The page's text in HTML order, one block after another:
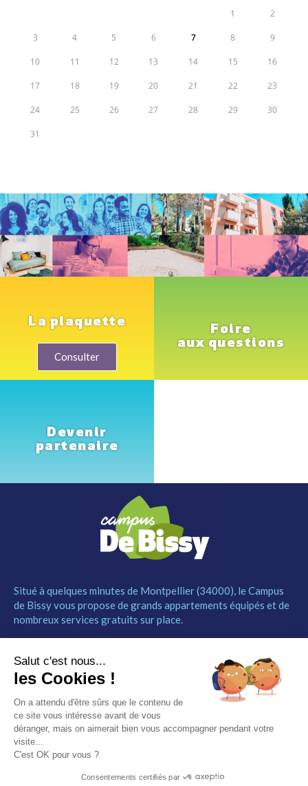
1 2
3 4 5 6 7 8 9
10 11 12 13 14 15 16
17 18 19 20 21 22 23
24 25 26 27 28 29 30
31
La plaquette
Consulter
Foire
aux questions
Devenir
partenaire
Situé à quelques minutes de Montpellier (34000), le Campus
de Bissy vous propose de grands appartements équipés et de
nombreux services gratuits sur place.
Le Campus
Les studios
Les services
Comment réserver
Contact
Partenaires
Mentions légales
contact@campusdebissy34.com
Route de Ganges 34980
Saint-Clément-de-Rivière
Salut c'est nous...
les Cookies !
On a attendu d'être sûrs que le contenu de
ce site vous intéresse avant de vous
déranger, mais on aimerait bien vous accompagner pendant votre
visite...
C'est OK pour vous ?
Consentements certifiés par